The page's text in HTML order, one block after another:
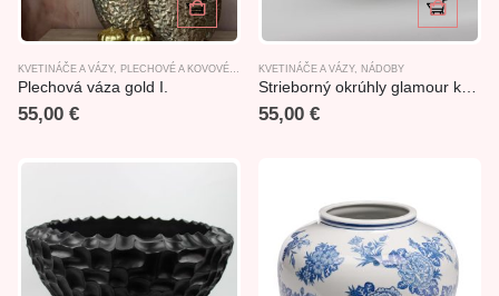
KVETINÁČE A VÁZY, PLECHOVÉ A KOVOVÉ VÝROBKY
Plechová váza gold I.
55,00 €
KVETINÁČE A VÁZY, NÁDOBY
55,00 €